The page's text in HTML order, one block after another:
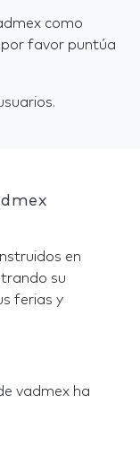
como
favor puntúa
en
su
ferias y
vadmex ha